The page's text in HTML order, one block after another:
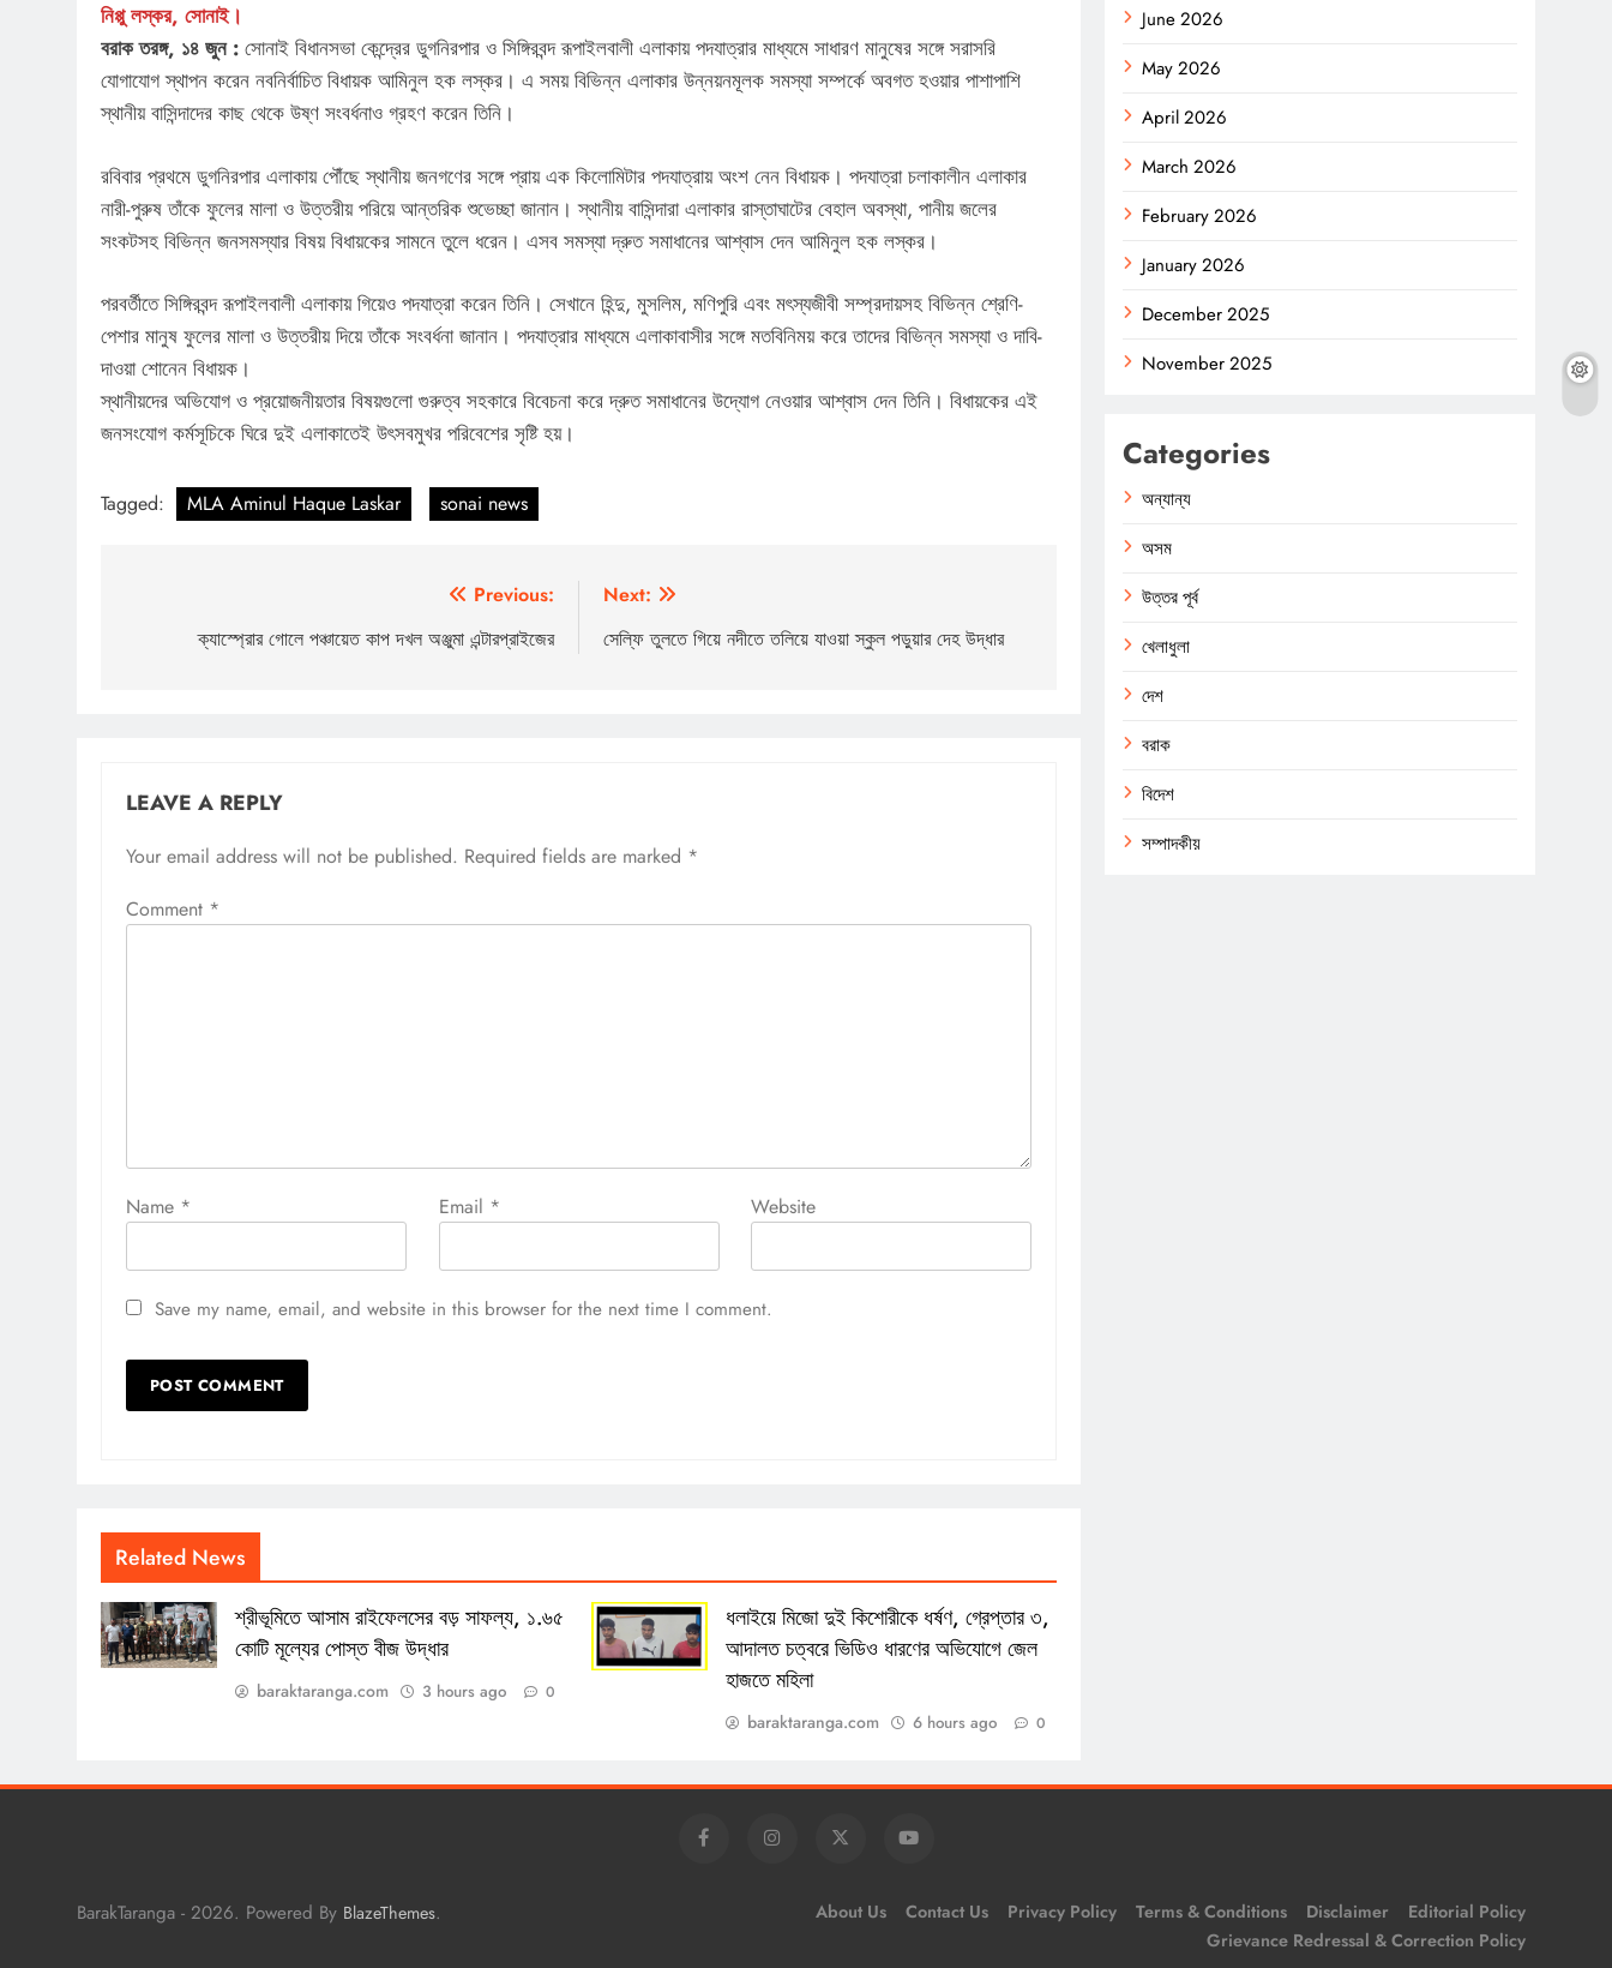
নিপ্পু লস্কর, সোনাই।
বরাক তরঙ্গ, ১৪ জুন : সোনাই বিধানসভা কেন্দ্রের ডুগনিরপার ও সিঙ্গিরবন্দ রূপাইলবালী এলাকায় পদযাত্রার মাধ্যমে সাধারণ মানুষের সঙ্গে সরাসরি
যোগাযোগ স্থাপন করেন নবনির্বাচিত বিধায়ক আমিনুল হক লস্কর। এ সময় বিভিন্ন এলাকার উন্নয়নমূলক সমস্যা সম্পর্কে অবগত হওয়ার পাশাপাশি
স্থানীয় বাসিন্দাদের কাছ থেকে উষ্ণ সংবর্ধনাও গ্রহণ করেন তিনি।
রবিবার প্রথমে ডুগনিরপার এলাকায় পৌঁছে স্থানীয় জনগণের সঙ্গে প্রায় এক কিলোমিটার পদযাত্রায় অংশ নেন বিধায়ক। পদযাত্রা চলাকালীন এলাকার
নারী-পুরুষ তাঁকে ফুলের মালা ও উত্তরীয় পরিয়ে আন্তরিক শুভেচ্ছা জানান। স্থানীয় বাসিন্দারা এলাকার রাস্তাঘাটের বেহাল অবস্থা, পানীয় জলের
সংকটসহ বিভিন্ন জনসমস্যার বিষয় বিধায়কের সামনে তুলে ধরেন। এসব সমস্যা দ্রুত সমাধানের আশ্বাস দেন আমিনুল হক লস্কর।
পরবর্তীতে সিঙ্গিরবন্দ রূপাইলবালী এলাকায় গিয়েও পদযাত্রা করেন তিনি। সেখানে হিন্দু, মুসলিম, মণিপুরি এবং মৎস্যজীবী সম্প্রদায়সহ বিভিন্ন শ্রেণি-
পেশার মানুষ ফুলের মালা ও উত্তরীয় দিয়ে তাঁকে সংবর্ধনা জানান। পদযাত্রার মাধ্যমে এলাকাবাসীর সঙ্গে মতবিনিময় করে তাদের বিভিন্ন সমস্যা ও দাবি-
দাওয়া শোনেন বিধায়ক।
স্থানীয়দের অভিযোগ ও প্রয়োজনীয়তার বিষয়গুলো গুরুত্ব সহকারে বিবেচনা করে দ্রুত সমাধানের উদ্যোগ নেওয়ার আশ্বাস দেন তিনি। বিধায়কের এই
জনসংযোগ কর্মসূচিকে ঘিরে দুই এলাকাতেই উৎসবমুখর পরিবেশের সৃষ্টি হয়।
Tagged: MLA Aminul Haque Laskar sonai news
navigation
Previous:
ক্যাস্প্রোর গোলে পঞ্চায়েত কাপ দখল অঞ্জুমা এন্টারপ্রাইজের
Next:
সেল্ফি তুলতে গিয়ে নদীতে তলিয়ে যাওয়া স্কুল পড়ুয়ার দেহ উদ্ধার
LEAVE A REPLY
Your email address will not be published. Required fields are marked *
Comment *
Name * Email * Website
Save my name, email, and website in this browser for the next time I comment.
Related News
শ্রীভূমিতে আসাম রাইফেলসের বড় সাফল্য, ১.৬৫
কোটি মূল্যের পোস্ত বীজ উদ্ধার
baraktaranga.com 3 hours ago 0
ধলাইয়ে মিজো দুই কিশোরীকে ধর্ষণ, গ্রেপ্তার ৩,
আদালত চত্বরে ভিডিও ধারণের অভিযোগে জেল
হাজতে মহিলা
baraktaranga.com 6 hours ago 0
June 2026
May 2026
April 2026
March 2026
February 2026
January 2026
December 2025
November 2025
Categories
অন্যান্য
অসম
উত্তর পূর্ব
খেলাধুলা
দেশ
বরাক
বিদেশ
সম্পাদকীয়
BarakTaranga - 2026. Powered By BlazeThemes. About Us Contact Us Privacy Policy Terms & Conditions Disclaimer
Editorial Policy
Grievance Redressal & Correction Policy